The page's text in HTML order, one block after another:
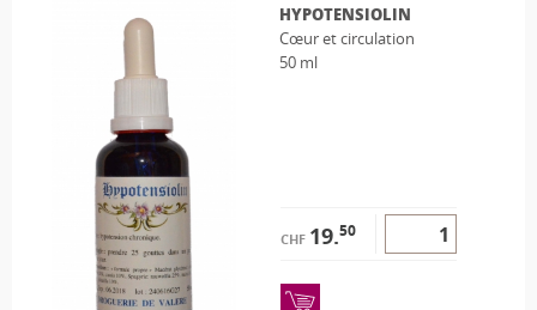
HYPOTENSIOLIN
Cœur et circulation
50 ml
CHF 19.50